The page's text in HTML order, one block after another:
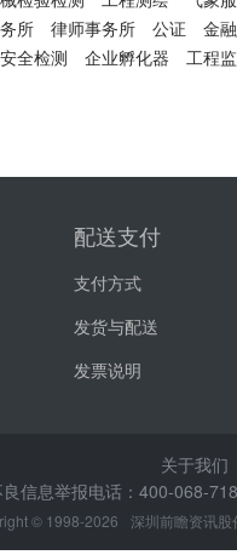
所 律师事务所 公证
金
全检测 企业孵化器
工程
配送支付
支付方式
发货与配送
发票说明
关于我们
良信息举报电话：400-068-
© 1998-2026 深圳前瞻资讯股